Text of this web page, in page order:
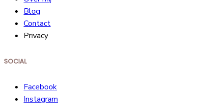
Blog
Contact
Privacy
SOCIAL
Facebook
Instagram